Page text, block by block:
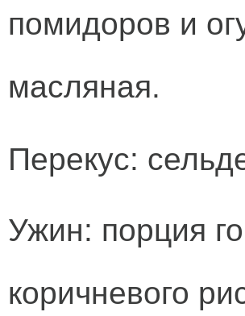
помидоров и
масляная.
Перекус:
Ужин: порция
коричневого